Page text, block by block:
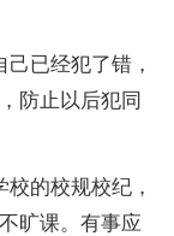
已经犯了错，
防止以后犯同
的校规校纪，
旷课。有事应